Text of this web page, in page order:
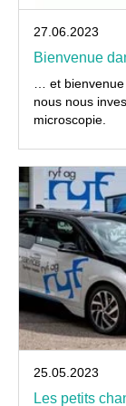
27.06.2023
Bienvenue
… et bienvenue
nous nous
microscopie.
25.05.2023
Les petits